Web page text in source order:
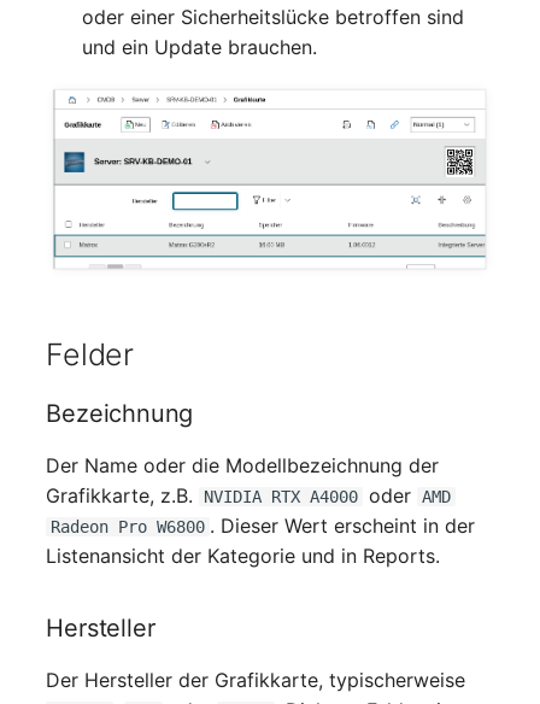
changelog-aeltere-
versionen
Lizenzen
Middleware
Mobiltelefon
Monitor
Netzbereich
Organisation
Patchfeld
Personen
Personengruppen
oder einer Sicherheitslücke betroffen sind
und ein Update brauchen.
Felder
Bezeichnung
Der Name oder die Modellbezeichnung der
Grafikkarte, z.B.
NVIDIA RTX A4000 oder AMD
Radeon Pro W6800 . Dieser Wert erscheint in der
Listenansicht der Kategorie und in Reports.
Hersteller
Der Hersteller der Grafikkarte, typischerweise